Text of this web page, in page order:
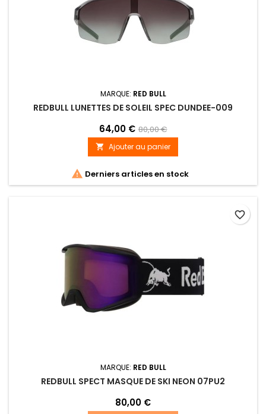
MARQUE: RED BULL
REDBULL LUNETTES DE SOLEIL SPEC DUNDEE-009
64,00 € 80,00 €
 Ajouter au panier
 Derniers articles en stock
MARQUE: RED BULL
REDBULL SPECT MASQUE DE SKI NEON 07PU2
80,00 €
favorite_border